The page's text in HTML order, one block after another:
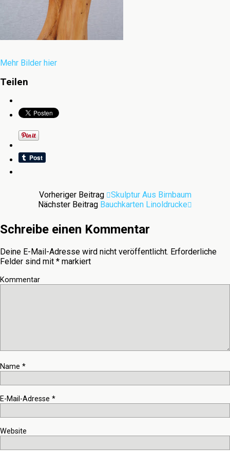
Mehr Bilder hier
Teilen
Vorheriger Beitrag
Skulptur Aus Birnbaum
Nächster Beitrag Bauchkarten Linoldrucke
Schreibe einen Kommentar
Deine E-Mail-Adresse wird nicht veröffentlicht. Erforderliche
Felder sind mit * markiert
Kommentar
Name *
E-Mail-Adresse *
Website